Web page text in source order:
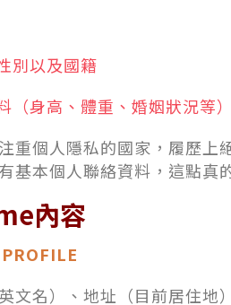
別以及國籍
（身高、體重、婚姻狀況等）
重個人隱私的國家，履歷上
基本個人聯絡資料，這點真
內容
文名）、地址（目前居住地